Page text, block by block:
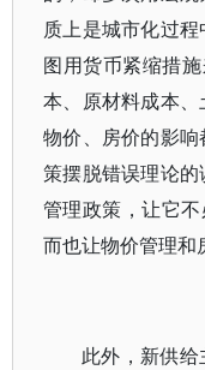
质上是城市化过
图用货币紧缩措
本、原材料成本
物价、房价的影
策摆脱错误理论
管理政策，让它
而也让物价管理和
此外，新供